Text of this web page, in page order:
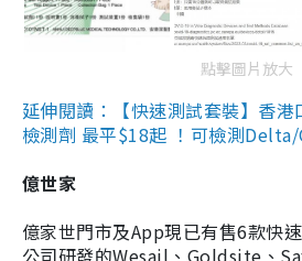
點擊圖片放大
延伸閱讀：【快速測試套裝】香
檢測劑 最平$18起 ！可檢測
億世家
億家世門市及App現已有售6款快
公司研發的Wesail、Goldsite、